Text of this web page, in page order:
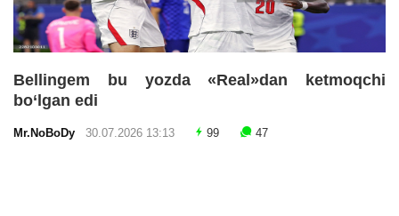
Bellingem bu yozda «Real»dan ketmoqchi
bo‘lgan edi
Mr.NoBoDy 30.07.2026 13:13 99 47